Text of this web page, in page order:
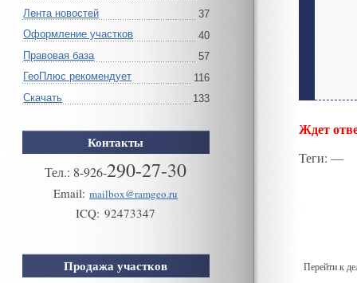
Лента новостей
37
Оформление участков
40
Правовая база
57
ГеоПлюс рекомендует
116
Скачать
133
Контакты
Тел.: 8-926-290-27-30
Email: mailbox@ramgeo.ru
ICQ: 92473347
Продажа участков
Ждет
Теги: —
Перейти к